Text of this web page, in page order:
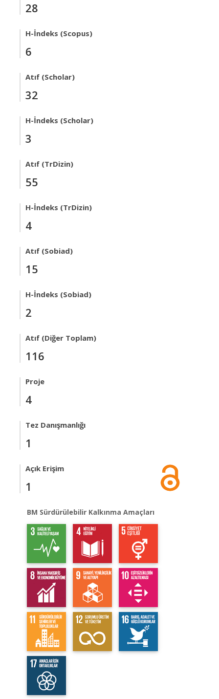
28
H-İndeks (Scopus)
6
Atıf (Scholar)
32
H-İndeks (Scholar)
3
Atıf (TrDizin)
55
H-İndeks (TrDizin)
4
Atıf (Sobiad)
15
H-İndeks (Sobiad)
2
Atıf (Diğer Toplam)
116
Proje
4
Tez Danışmanlığı
1
Açık Erişim
1
BM Sürdürülebilir Kalkınma Amaçları